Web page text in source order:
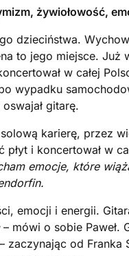
żywiołowość,
dzieciństwa.
to jego miejsce. Już
w całej
wypadku
gitarę.
karierę, przez
i koncertował w
emocje, które
emocji i energii.
– mówi o sobie Paweł.
zaczynając od